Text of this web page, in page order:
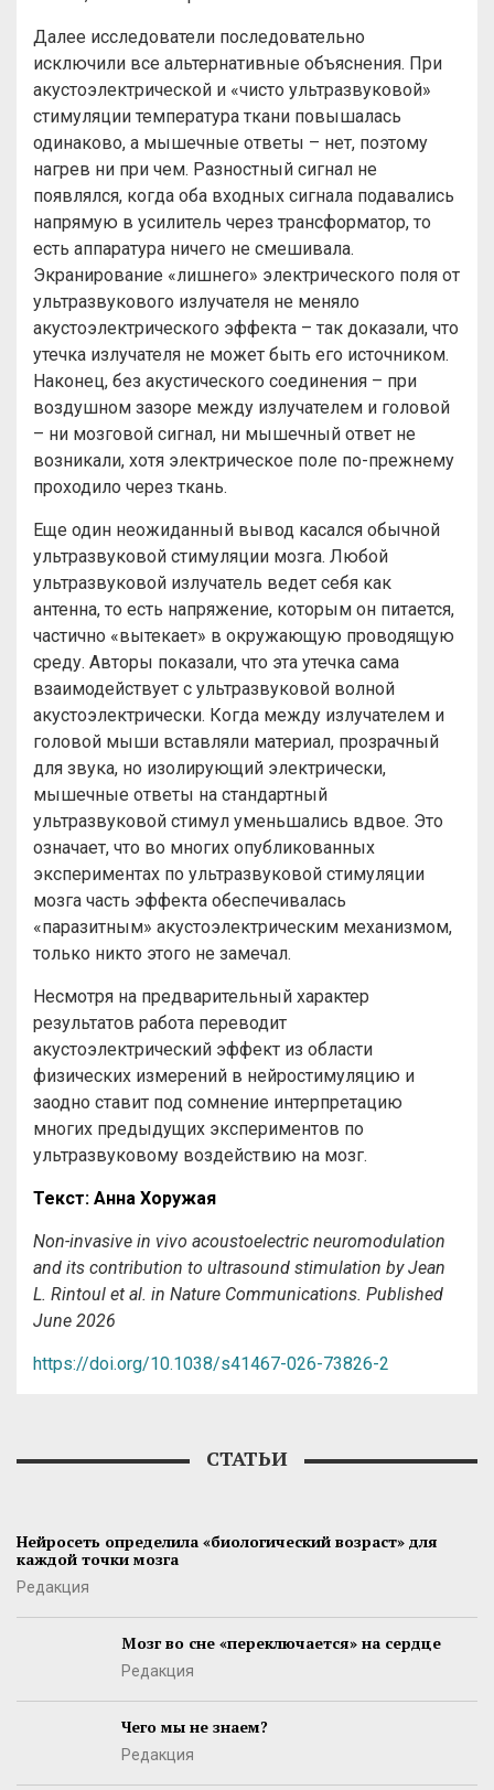
Далее исследователи последовательно
исключили все альтернативные объяснения. При
акустоэлектрической и «чисто ультразвуковой»
стимуляции температура ткани повышалась
одинаково, а мышечные ответы – нет, поэтому
нагрев ни при чем. Разностный сигнал не
появлялся, когда оба входных сигнала подавались
напрямую в усилитель через трансформатор, то
есть аппаратура ничего не смешивала.
Экранирование «лишнего» электрического поля от
ультразвукового излучателя не меняло
акустоэлектрического эффекта – так доказали, что
утечка излучателя не может быть его источником.
Наконец, без акустического соединения – при
воздушном зазоре между излучателем и головой
– ни мозговой сигнал, ни мышечный ответ не
возникали, хотя электрическое поле по-прежнему
проходило через ткань.
Еще один неожиданный вывод касался обычной
ультразвуковой стимуляции мозга. Любой
ультразвуковой излучатель ведет себя как
антенна, то есть напряжение, которым он питается,
частично «вытекает» в окружающую проводящую
среду. Авторы показали, что эта утечка сама
взаимодействует с ультразвуковой волной
акустоэлектрически. Когда между излучателем и
головой мыши вставляли материал, прозрачный
для звука, но изолирующий электрически,
мышечные ответы на стандартный
ультразвуковой стимул уменьшались вдвое. Это
означает, что во многих опубликованных
экспериментах по ультразвуковой стимуляции
мозга часть эффекта обеспечивалась
«паразитным» акустоэлектрическим механизмом,
только никто этого не замечал.
Несмотря на предварительный характер
результатов работа переводит
акустоэлектрический эффект из области
физических измерений в нейростимуляцию и
заодно ставит под сомнение интерпретацию
многих предыдущих экспериментов по
ультразвуковому воздействию на мозг.
Текст: Анна Хоружая
Non-invasive in vivo acoustoelectric neuromodulation
and its contribution to ultrasound stimulation by Jean
L. Rintoul et al. in Nature Communications. Published
June 2026
https://doi.org/10.1038/s41467-026-73826-2
СТАТЬИ
Нейросеть определила «биологический возраст» для
каждой точки мозга
Редакция
Мозг во сне «переключается» на сердце
Редакция
Чего мы не знаем?
Редакция